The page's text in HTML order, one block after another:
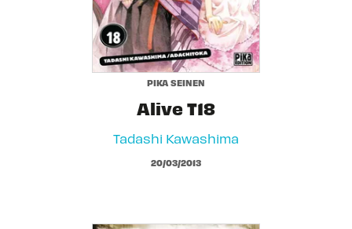
PIKA SEINEN
Alive T18
Tadashi Kawashima
20/03/2013